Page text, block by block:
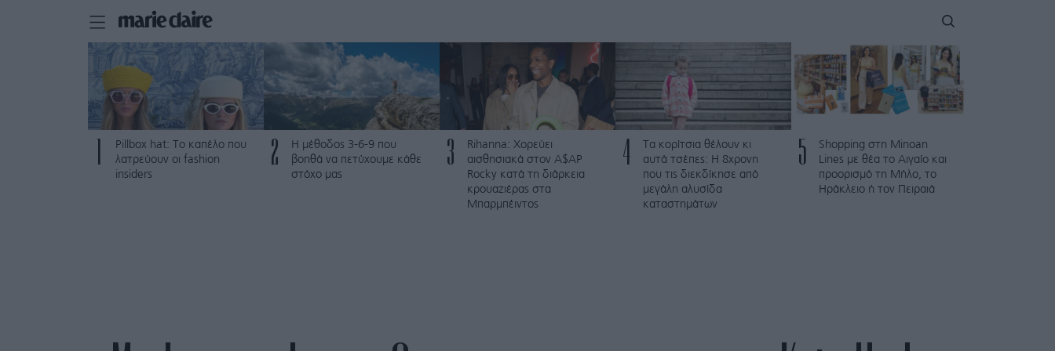
Pillbox hat: Το καπέλο που
λατρεύουν οι fashion
insiders
2
Η μέθοδος 3-6-9 που
βοηθά να πετύχουμε κάθε
στόχο μας
3
Rihanna: Χορεύει
αισθησιακά στον A$AP
Rocky κατά τη διάρκεια
κρουαζιέρας στα
Μπαρμπέιντος
4
Τα κορίτσια θέλουν κι
αυτά τσέπες: Η 8χρονη
που τις διεκδίκησε από
μεγάλη αλυσίδα
καταστημάτων
5
Shopping στη Minoan
Lines με θέα το Αιγαίο και
προορισμό τη Μήλο, το
Ηράκλειο ή τον Πειραιά